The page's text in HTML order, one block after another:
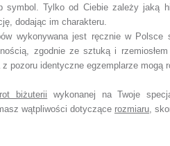
symbol. Tylko od Ciebie zależy jaką
dodając im charakteru.
wykonywana jest ręcznie w Polsce
zgodnie ze sztuką i
pozoru identyczne egzemplarze mogą
biżuterii wykonanej na Twoje
wątpliwości dotyczące rozmiaru,